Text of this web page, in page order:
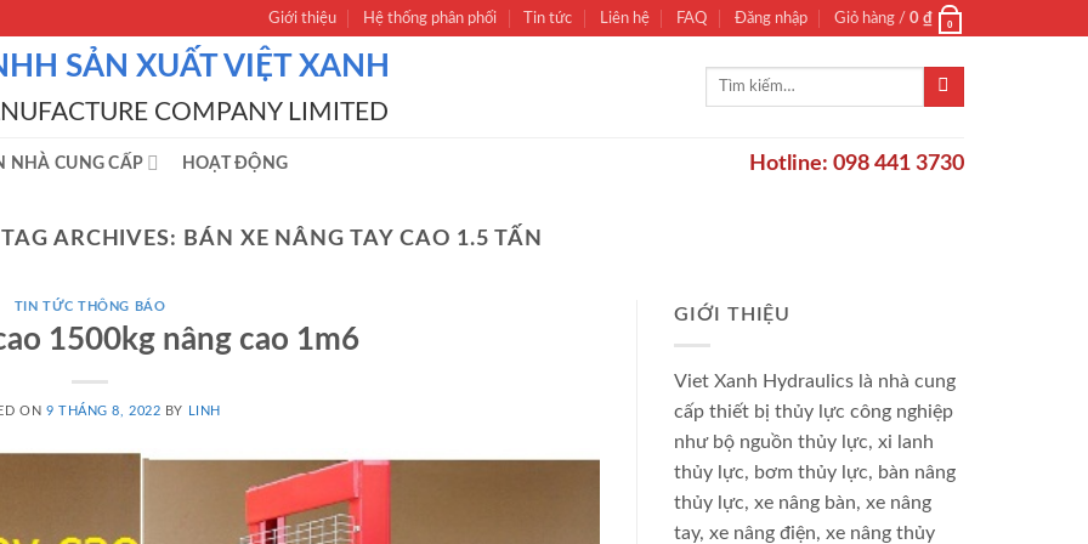
Giới thiệu Hệ thống phân phối Tin tức Liên hệ FAQ Đăng nhập Giỏ hàng / 0 ₫ 0
SẢN XUẤT VIỆT XANH
COMPANY LIMITED
Tìm
NHÀ CUNG CẤP HOẠT ĐỘNG Hotline: 098 441 3730
TAG ARCHIVES: BÁN XE NÂNG TAY CAO 1.5 TẤN
TIN TỨC THÔNG BÁO
1500kg nâng cao 1m6
ON 9 THÁNG 8, 2022 BY LINH
GIỚI THIỆU
Viet Xanh Hydraulics là nhà cung
cấp thiết bị thủy lực công nghiệp
như bộ nguồn thủy lực, xi lanh
thủy lực, bơm thủy lực, bàn nâng
thủy lực, xe nâng bàn, xe nâng
tay, xe nâng điện, xe nâng thủy